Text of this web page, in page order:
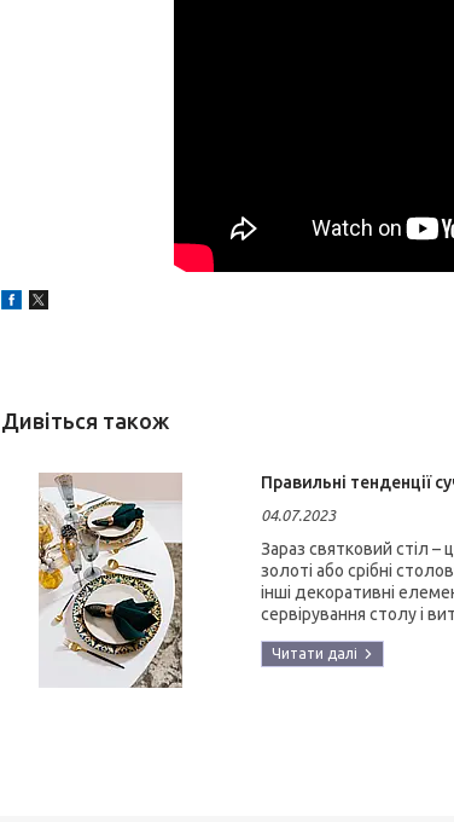
Правильні тенденції
04.07.2023
Зараз святковий стіл –
золоті або срібні
інші декоративні
сервірування столу і